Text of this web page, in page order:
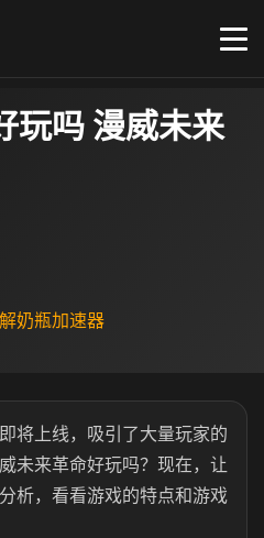
玩吗 漫威未来
奶瓶加速器
将上线，吸引了大量玩家的
未来革命好玩吗？现在，让
析，看看游戏的特点和游戏